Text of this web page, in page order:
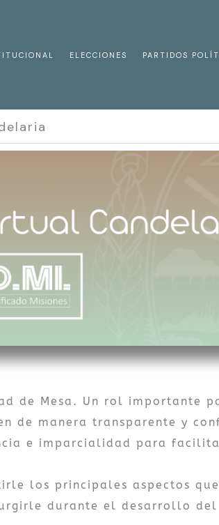
ELECCIONES PARTIDOS
de Mesa. Un rol importante
de manera transparente y
e imparcialidad para
los principales aspectos
durante el desarrollo